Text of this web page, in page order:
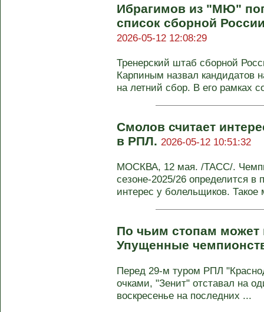
Ибрагимов из "МЮ"
список сборной
2026-05-12 12:08:29
Тренерский штаб сборной
Карпиным назвал кандидатов
на летний сбор. В его рамках
Смолов считает
в РПЛ. 2026-05-12 10:51:32
МОСКВА, 12 мая. /ТАСС/.
сезоне-2025/26 определится в
интерес у болельщиков. Такое
По чьим стопам может
Упущенные
Перед 29-м туром РПЛ
очками, "Зенит" отставал на
воскресенье на последних ...